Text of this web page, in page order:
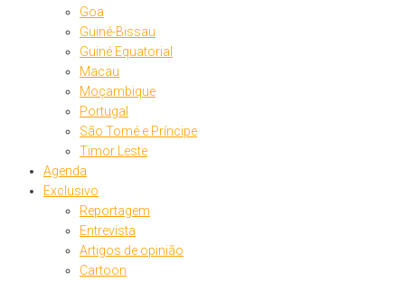
Goa
Guiné-Bissau
Guiné Equatorial
Macau
Moçambique
Portugal
São Tomé e Príncipe
Timor Leste
Agenda
Exclusivo
Reportagem
Entrevista
Artigos de opinião
Cartoon